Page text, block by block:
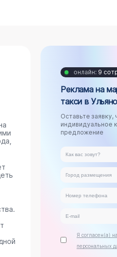
онлайн: 9
Реклама на
такси в
Оставьте заявку,
индивидуальное
предложение
Я согласен(а)
персональных